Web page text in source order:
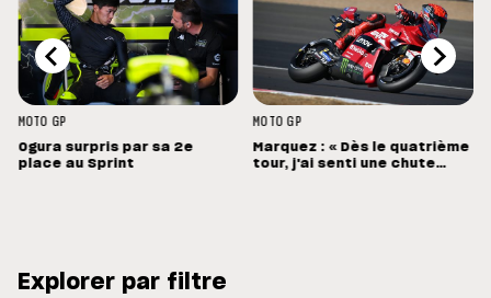
MOTO GP
Ogura surpris par sa 2e
place au Sprint
MOTO GP
Marquez : « Dès le quatrième
tour, j'ai senti une chute
Explorer par filtre